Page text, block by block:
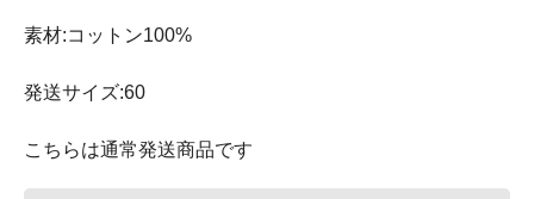
素材:コットン100%
発送サイズ:60
こちらは通常発送商品です